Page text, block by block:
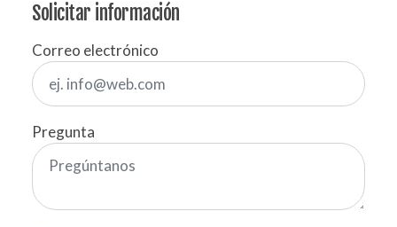
Solicitar información
Correo electrónico
Pregunta